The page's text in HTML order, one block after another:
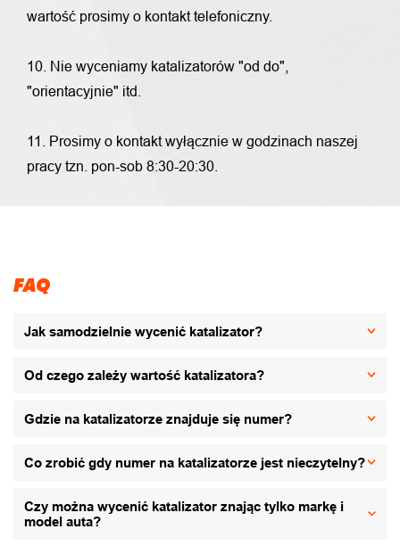
wartość prosimy o kontakt telefoniczny.
10. Nie wyceniamy katalizatorów "od do",
"orientacyjnie" itd.
11. Prosimy o kontakt wyłącznie w godzinach naszej
pracy tzn. pon-sob 8:30-20:30.
FAQ
Jak samodzielnie wycenić katalizator?
Od czego zależy wartość katalizatora?
Gdzie na katalizatorze znajduje się numer?
Co zrobić gdy numer na katalizatorze jest nieczytelny?
Czy można wycenić katalizator znając tylko markę i
model auta?